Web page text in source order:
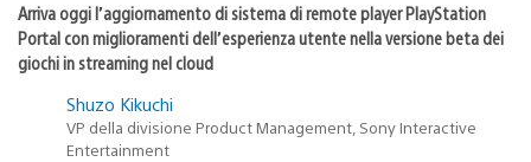
Arriva oggi l’aggiornamento di sistema di remote player PlayStation
Portal con miglioramenti dell’esperienza utente nella versione beta dei
giochi in streaming nel cloud
Shuzo Kikuchi
VP della divisione Product Management, Sony Interactive
Entertainment